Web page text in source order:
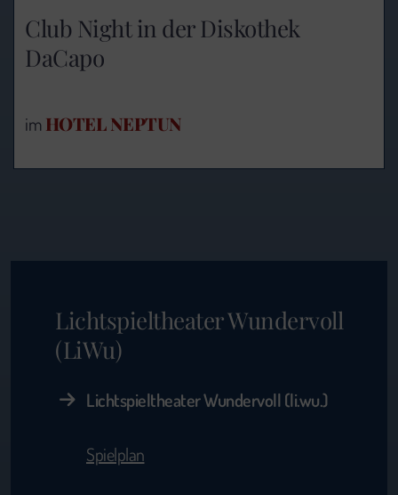
Club Night in der Diskothek
DaCapo
imHOTEL NEPTUN
Lichtspieltheater Wundervoll
(LiWu)
Lichtspieltheater Wundervoll (li.wu.)
Spielplan